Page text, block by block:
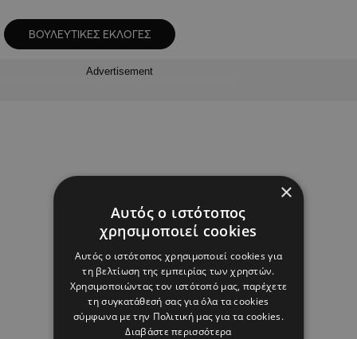
ΒΟΥΛΕΥΤΙΚΕΣ ΕΚΛΟΓΕΣ
Advertisement
×
Αυτός ο ιστότοπος
χρησιμοποιεί cookies
Αυτός ο ιστότοπος χρησιμοποιεί cookies για
τη βελτίωση της εμπειρίας των χρηστών.
Χρησιμοποιώντας τον ιστότοπό μας, παρέχετε
τη συγκατάθεσή σας για όλα τα cookies
σύμφωνα με την Πολιτική μας για τα cookies.
Διαβάστε περισσότερα